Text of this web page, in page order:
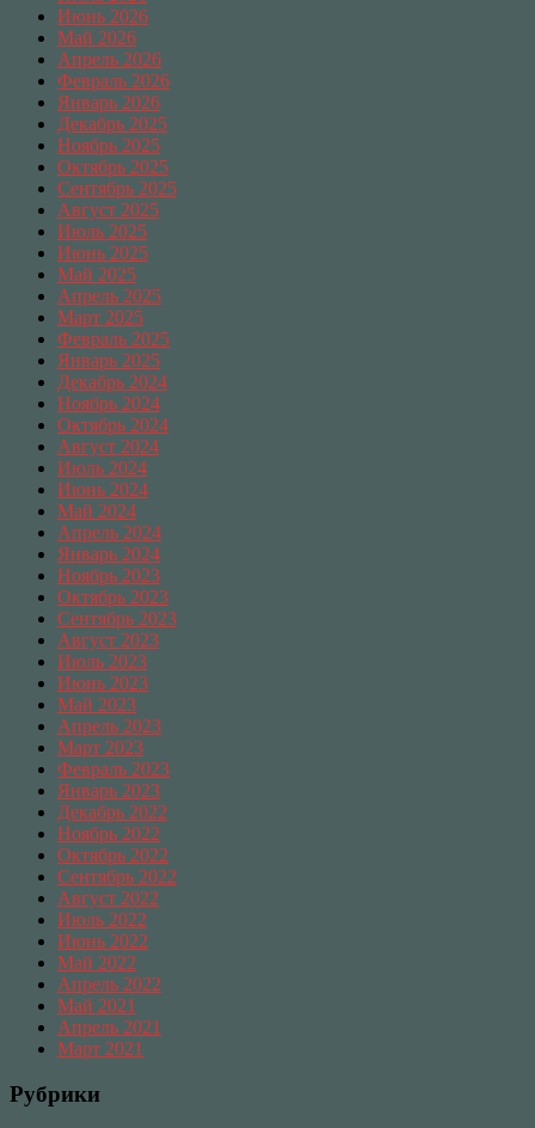
Июнь 2026
Май 2026
Апрель 2026
Февраль 2026
Январь 2026
Декабрь 2025
Ноябрь 2025
Октябрь 2025
Сентябрь 2025
Август 2025
Июль 2025
Июнь 2025
Май 2025
Апрель 2025
Март 2025
Февраль 2025
Январь 2025
Декабрь 2024
Ноябрь 2024
Октябрь 2024
Август 2024
Июль 2024
Июнь 2024
Май 2024
Апрель 2024
Январь 2024
Ноябрь 2023
Октябрь 2023
Сентябрь 2023
Август 2023
Июль 2023
Июнь 2023
Май 2023
Апрель 2023
Март 2023
Февраль 2023
Январь 2023
Декабрь 2022
Ноябрь 2022
Октябрь 2022
Сентябрь 2022
Август 2022
Июль 2022
Июнь 2022
Май 2022
Апрель 2022
Май 2021
Апрель 2021
Март 2021
Рубрики